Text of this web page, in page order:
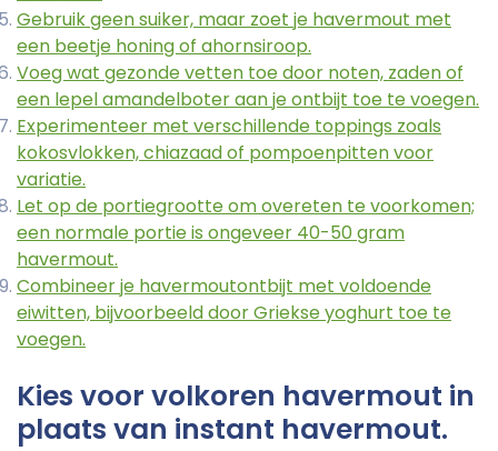
Gebruik geen suiker, maar zoet je havermout met
een beetje honing of ahornsiroop.
Voeg wat gezonde vetten toe door noten, zaden of
een lepel amandelboter aan je ontbijt toe te voegen.
Experimenteer met verschillende toppings zoals
kokosvlokken, chiazaad of pompoenpitten voor
variatie.
Let op de portiegrootte om overeten te voorkomen;
een normale portie is ongeveer 40-50 gram
havermout.
Combineer je havermoutontbijt met voldoende
eiwitten, bijvoorbeeld door Griekse yoghurt toe te
voegen.
Kies voor volkoren havermout in
plaats van instant havermout.